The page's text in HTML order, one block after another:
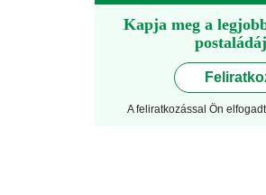
Kapja meg a
A feliratkozással Ön